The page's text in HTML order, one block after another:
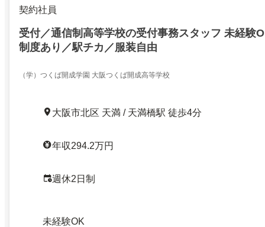
契約社員
受付／通信制高等学校の受付事務スタッフ 未経験
制度あり／駅チカ／服装自由
（学）つくば開成学園 大阪つくば開成高等学校
大阪市北区 天満 / 天満橋駅 徒歩4分
年収294.2万円
週休2日制
未経験OK